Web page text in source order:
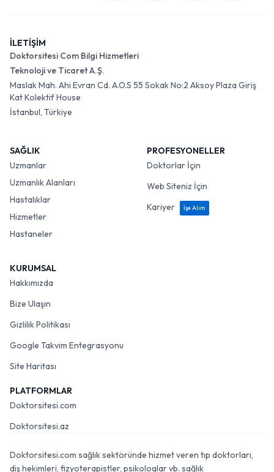
İLETİŞİM
Doktorsitesi Com Bilgi Hizmetleri
Teknoloji ve Ticaret A.Ş.
Maslak Mah. Ahi Evran Cd. A.O.S 55 Sokak No:2 Aksoy Plaza Giriş
Kat Kolektif House
İstanbul, Türkiye
SAĞLIK
Uzmanlar
Uzmanlık Alanları
Hastalıklar
Hizmetler
Hastaneler
PROFESYONELLER
Doktorlar İçin
Web Siteniz İçin
Kariyer
İşe Alım
KURUMSAL
Hakkımızda
Bize Ulaşın
Gizlilik Politikası
Google Takvim Entegrasyonu
Site Haritası
PLATFORMLAR
Doktorsitesi.com
Doktorsitesi.az
Doktorsitesi.com sağlık sektöründe hizmet veren tıp doktorları,
diş hekimleri, fizyoterapistler, psikologlar vb. sağlık